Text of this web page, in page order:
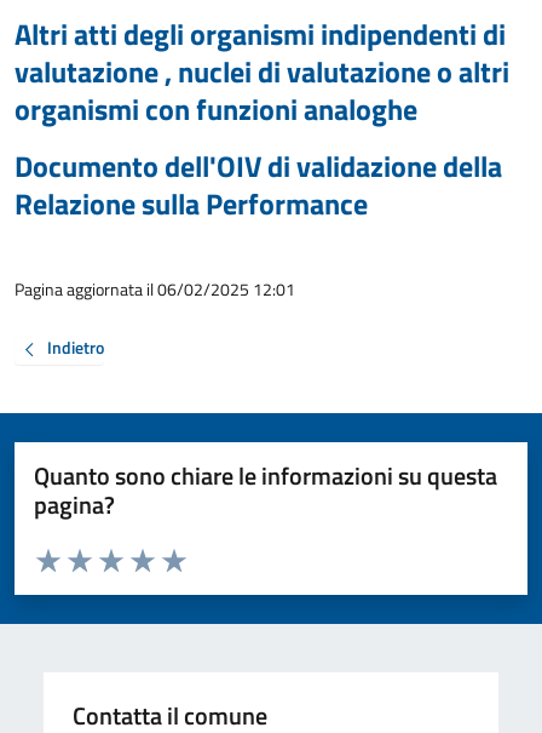
Altri atti degli organismi indipendenti di
valutazione , nuclei di valutazione o altri
organismi con funzioni analoghe
Documento dell'OIV di validazione della
Relazione sulla Performance
Pagina aggiornata il 06/02/2025 12:01
Indietro
Quanto sono chiare le informazioni su questa
pagina?
Valuta da 1 a 5 stelle la pagina
Valuta 5 stelle su 5
Valuta 4 stelle su 5
Valuta 3 stelle su 5
Valuta 2 stelle su 5
Valuta 1 stelle su 5
Contatta il comune